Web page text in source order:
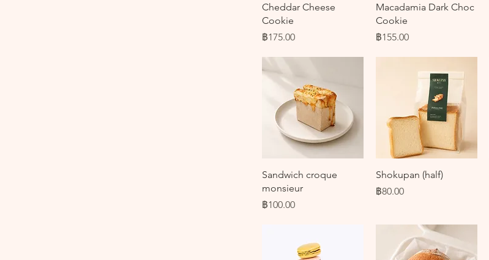
ดูข้อมูลด่วน
Cheddar Cheese
Cookie
ราคา
฿175.00
ดูข้อมูลด่วน
Macadamia Dark Choc
Cookie
ราคา
฿155.00
ดูข้อมูลด่วน
Sandwich croque
monsieur
ราคา
฿100.00
ดูข้อมูลด่วน
Shokupan (half)
ราคา
฿80.00